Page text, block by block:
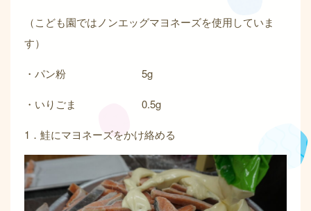
（こども園ではノンエッグマヨネーズを使用していま
す）
・パン粉 5g
・いりごま 0.5g
1．鮭にマヨネーズをかけ絡める